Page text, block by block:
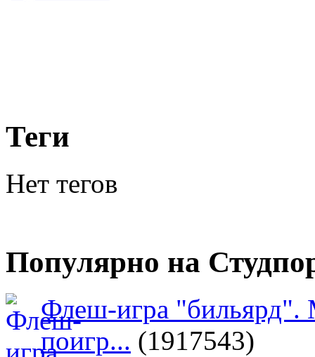
Теги
Нет тегов
Популярно на
Флеш-игра "бильярд".
поигр... (1917543)